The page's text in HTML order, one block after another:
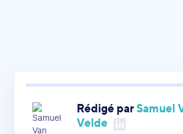
Rédigé parSamuel
Velde